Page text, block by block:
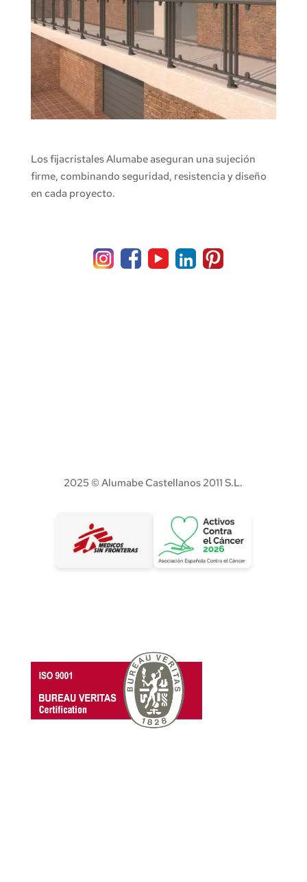
Los fijacristales Alumabe aseguran una sujeción
firme, combinando seguridad, resistencia y diseño
en cada proyecto.
2025 © Alumabe Castellanos 2011 S.L.